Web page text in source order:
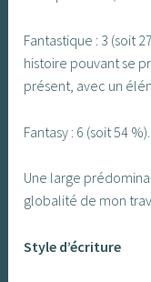
Fantastique : 3 (soit
histoire pouvant se
présent, avec un
Fantasy : 6 (soit 54 %).
Une large
globalité de mon
Style d’écriture